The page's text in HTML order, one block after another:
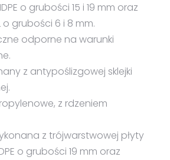
o grubości 15 i 19 mm oraz
o grubości 6 i 8 mm.
odporne na warunki
z antypoślizgowej sklejki
z rdzeniem
z trójwarstwowej płyty
o grubości 19 mm oraz